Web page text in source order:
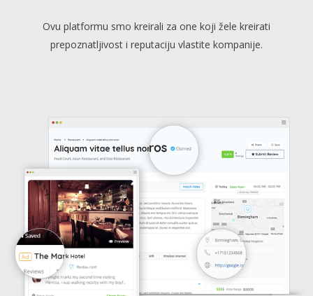
Ovu platformu smo kreirali za one koji žele kreirati
prepoznatljivost i reputaciju vlastite kompanije.